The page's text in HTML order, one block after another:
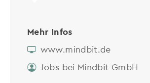
Mehr Infos
www.mindbit.de
Jobs bei Mindbit GmbH